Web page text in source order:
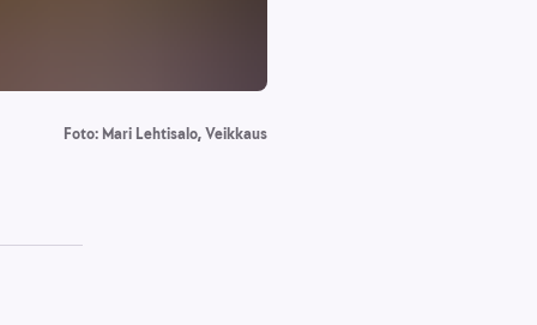
Foto: Mari Lehtisalo, Veikkaus